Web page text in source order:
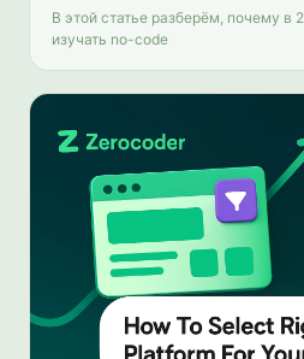
В этой статье разберём, почему в
изучать no-code